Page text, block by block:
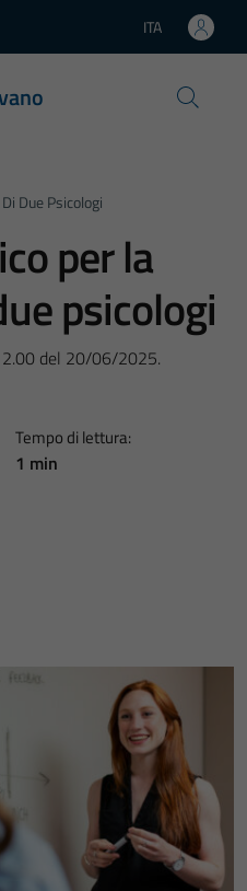
Lingua attiva:
ITA
Due Psicologi
per la
psicologi
del 20/06/2025.
Tempo di lettura:
1 min